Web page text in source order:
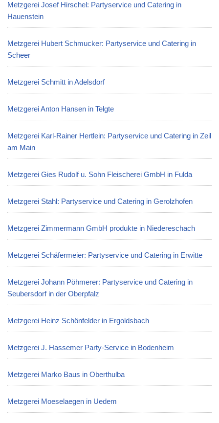
Metzgerei Josef Hirschel: Partyservice und Catering in
Hauenstein
Metzgerei Hubert Schmucker: Partyservice und Catering in
Scheer
Metzgerei Schmitt in Adelsdorf
Metzgerei Anton Hansen in Telgte
Metzgerei Karl-Rainer Hertlein: Partyservice und Catering in Zeil
am Main
Metzgerei Gies Rudolf u. Sohn Fleischerei GmbH in Fulda
Metzgerei Stahl: Partyservice und Catering in Gerolzhofen
Metzgerei Zimmermann GmbH produkte in Niedereschach
Metzgerei Schäfermeier: Partyservice und Catering in Erwitte
Metzgerei Johann Pöhmerer: Partyservice und Catering in
Seubersdorf in der Oberpfalz
Metzgerei Heinz Schönfelder in Ergoldsbach
Metzgerei J. Hassemer Party-Service in Bodenheim
Metzgerei Marko Baus in Oberthulba
Metzgerei Moeselaegen in Uedem